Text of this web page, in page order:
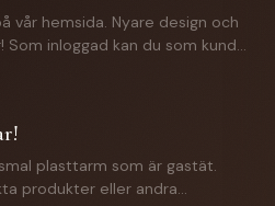
vår hemsida. Nyare design och
Som inloggad kan du som kund
- Orderhistorik med alla
Saknar du
av dig till oss!
plasttarm som är gastät.
produkter eller andra